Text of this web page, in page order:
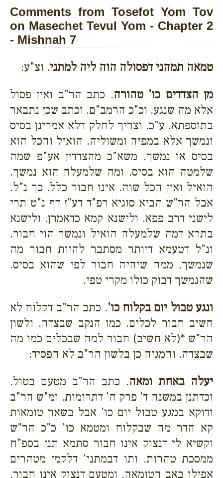
Comments from Tosefot Yom Tov
on Masechet Tevul Yom - Chapter 2
- Mishnah 7
טמאה תמהני דפסולה הוה ליה למתני. וצ"ע:
מן הצדדים כו' טהורה. כתב הר"ב ואין פסול
אלא מה שנגע. וכ"כ הרמב"ם. וכתב שכן נתבאר
בתוספתא. ע"כ. וצריך לחלק דלא אמרינן בסיס
ונמשך אלא במפיה ומשוליה. הואיל והכל הוא
בסיס או נמשך. משא"כ מהצדדין אע"פ שמה
שלמטה הוא בסיס. ומה שלמעלה הוא נמשך.
הואיל ואין הכל שוה. אינו חבור כלל. כך נ"ל.
אבל הר"ש הביא סוגיא רפ"ד דע"ז דף נ"ט תרי
לישני דרב פפא. ולישנא קמא כדאמרן. ולישנא
בתרא דמה שלמעלה הואיל ונמשך הוי חבור.
ונ"ל דטעמא דיותר מסתבר להיות חבור מה
שנמשך. ממה שיהיה חבור לפי שהוא בסיס.
שהנמשך דבוק כולו מקרי טפי.
ונגע טבול יום בקלוח כו'. כתב הר"ב דקלוח לא
חשיב חבור לכלים. כמו הנקב שבצדה. ולשון
הר"ש *(לא חשיב) חבור למה שבכלים כמו מה
שבצדה. והמגיה כן בלשון הר"ב לא הפסיד:
יעלה באחת ומאה. כתב הר"ב מטעם בטול.
וכדתנן במשנה ד' פרק ה' דתרומות. ומ"ש הר"ב
ודוקא במגע טבול יום כו' אבל בשאר טומאות
קא הדר מה שבקלוח ומטמא כו' כ"כ הר"ש
וקשיא לי דנצוק אינו חבור סתמא תנן בספ"ח
ממסכת טהרות. ותו דבמתני' דלקמן מטהרים
אפילו באב הטומאה. ומטעם דנצוק אינו חבור.